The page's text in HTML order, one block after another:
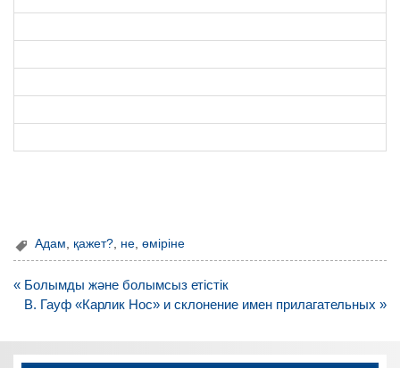
Адам, қажет?, не,өміріне
Навигация
по
« Болымды және болымсыз етістік
В. Гауф «Карлик Нос» и склонение имен прилагательных »